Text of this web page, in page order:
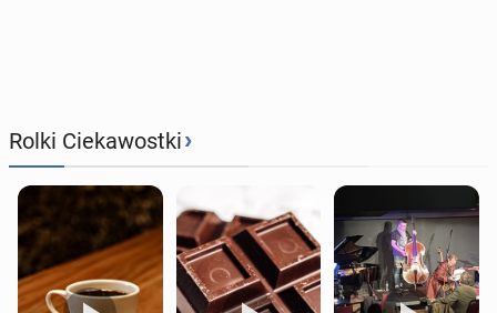
Rolki Ciekawostki›